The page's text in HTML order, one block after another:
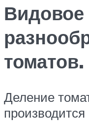
Видовое
томатов.
Деление